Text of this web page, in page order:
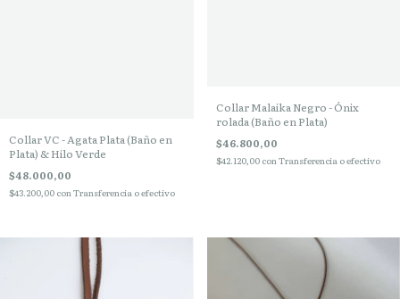
Collar VC - Agata Plata (Baño en
Plata) & Hilo Verde
$48.000,00
$43.200,00 con Transferencia o efectivo
Collar Malaika Negro - Ónix
rolada (Baño en Plata)
$46.800,00
$42.120,00 conTransferencia o efectivo